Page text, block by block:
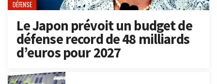
DÉFENSE
Le Japon prévoit un budget de
défense record de 48 milliards
d’euros pour 2027